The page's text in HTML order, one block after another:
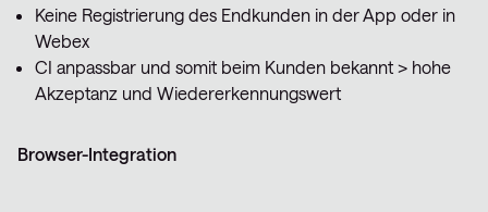
Keine Registrierung des Endkunden in der App oder in
Webex
CI anpassbar und somit beim Kunden bekannt > hohe
Akzeptanz und Wiedererkennungswert
Browser-Integration